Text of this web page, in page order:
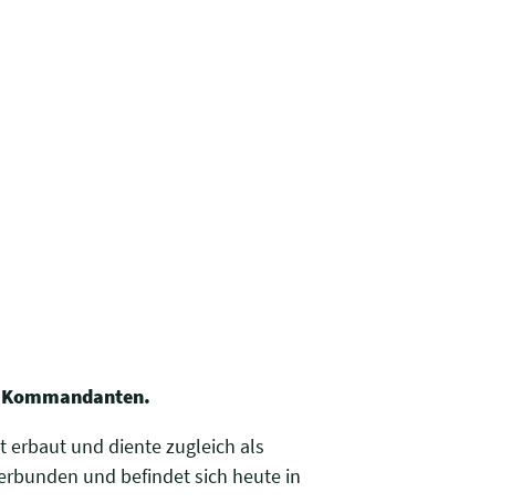
erbaut und diente zugleich als
und befindet sich heute in